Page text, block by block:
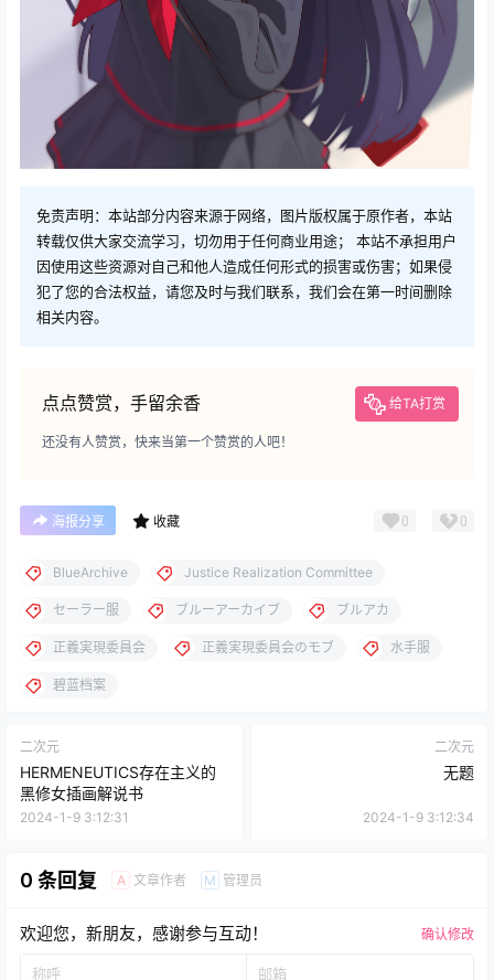
免责声明：本站部分内容来源于网络，图片版权属于原作者，本站
转载仅供大家交流学习，切勿用于任何商业用途； 本站不承担用户
因使用这些资源对自己和他人造成任何形式的损害或伤害；如果侵
犯了您的合法权益，请您及时与我们联系，我们会在第一时间删除
相关内容。
点点赞赏，手留余香 给TA打赏
还没有人赞赏，快来当第一个赞赏的人吧！
海报分享 收藏 0 0
BlueArchive Justice Realization Committee
セーラー服 ブルーアーカイブ ブルアカ
正義実現委員会 正義実現委員会のモブ 水手服
碧蓝档案
二次元
HERMENEUTICS存在主义的
黑修女插画解说书
2024-1-9 3:12:31
二次元
无题
2024-1-9 3:12:34
0 条回复 A 文章作者 M 管理员
欢迎您，新朋友，感谢参与互动！ 确认修改